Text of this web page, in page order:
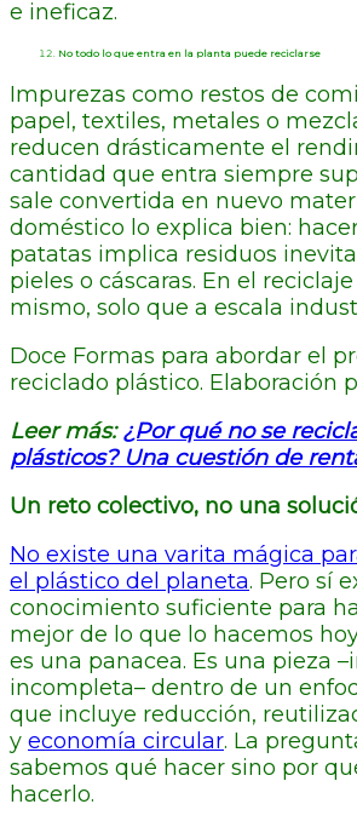
e ineficaz.
No todo lo que entra en la planta puede reciclarse
Impurezas como restos de
papel, textiles, metales o
reducen drásticamente el
cantidad que entra siempre
sale convertida en nuevo
doméstico lo explica bien:
patatas implica residuos
pieles o cáscaras. En el
mismo, solo que a escala
Doce Formas para abordar el
reciclado plástico. Elaboración
Leer más:¿Por qué no se
plásticos? Una cuestión de
Un reto colectivo, no una
No existe una varita mágica
el plástico del planeta. Pero sí
conocimiento suficiente para
mejor de lo que lo hacemos
es una panacea. Es una pieza
incompleta– dentro de un
que incluye reducción,
y economía circular. La
sabemos qué hacer sino por
hacerlo.